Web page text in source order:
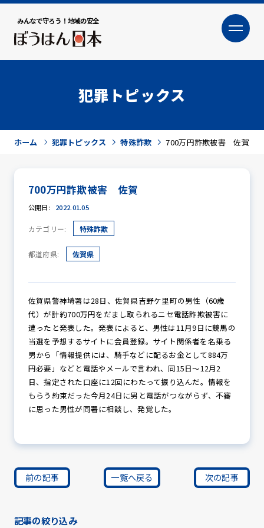
みんなで守ろう！地域の安全
大
防犯活動ニュース
防犯パトロール
防犯セミナー
防犯対策情報
犯罪トピックス
ホーム 犯罪トピックス 特殊詐欺 700万円詐欺被害 佐賀
700万円詐欺被害 佐賀
公開日: 2022.01.05
カテゴリー: 特殊詐欺
都道府県: 佐賀県
佐賀県警神埼署は28日、佐賀県吉野ケ里町の男性（60歳
代）が計約700万円をだまし取られるニセ電話詐欺被害に
遭ったと発表した。発表によると、男性は11月9日に競馬の
当選を予想するサイトに会員登録。サイト関係者を名乗る
男から「情報提供には、騎手などに配るお金として884万
円必要」などと電話やメールで言われ、同15日～12月2
日、指定された口座に12回にわたって振り込んだ。情報を
もらう約束だった今月24日に男と電話がつながらず、不審
に思った男性が同署に相談し、発覚した。
前の記事 一覧へ戻る 次の記事
記事の絞り込み